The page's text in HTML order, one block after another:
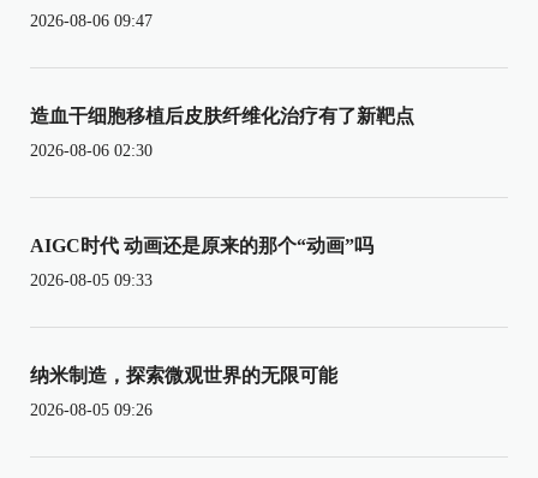
2026-08-06 09:47
造血干细胞移植后皮肤纤维化治疗有了新靶点
2026-08-06 02:30
AIGC时代 动画还是原来的那个“动画”吗
2026-08-05 09:33
纳米制造，探索微观世界的无限可能
2026-08-05 09:26